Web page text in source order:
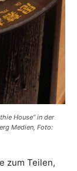
House“ in der
Medien, Foto:
zum Teilen,